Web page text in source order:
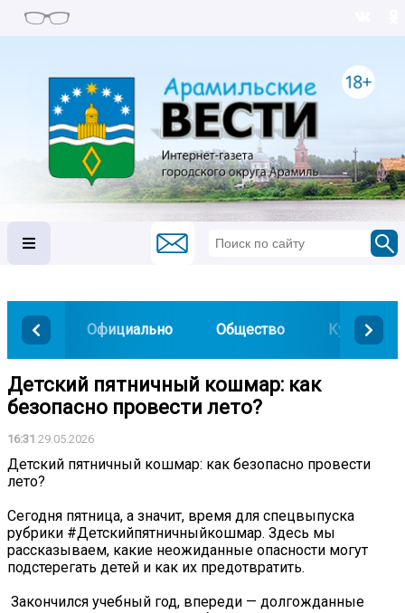
Официально Общество Культура
Детский пятничный кошмар: как
безопасно провести лето?
16:31 29.05.2026
Детский пятничный кошмар: как безопасно провести
лето?
Сегодня пятница, а значит, время для спецвыпуска
рубрики #Детскийпятничныйкошмар. Здесь мы
рассказываем, какие неожиданные опасности могут
подстерегать детей и как их предотвратить.
️ Закончился учебный год, впереди — долгожданные